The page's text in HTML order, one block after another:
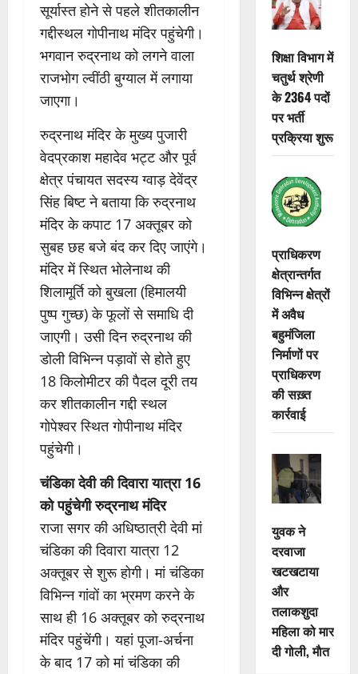
सूर्यास्त होने से पहले शीतकालीन
गद्दीस्थल गोपीनाथ मंदिर पहुंचेगी।
भगवान रुद्रनाथ को लगने वाला
राजभोग ल्वींठी बुग्याल में लगाया
जाएगा।
रुद्रनाथ मंदिर के मुख्य पुजारी
वेदप्रकाश महादेव भट्ट और पूर्व
क्षेत्र पंचायत सदस्य ग्वाड़ देवेंद्र
सिंह बिष्ट ने बताया कि रुद्रनाथ
मंदिर के कपाट 17 अक्तूबर को
सुबह छह बजे बंद कर दिए जाएंगे।
मंदिर में स्थित भोलेनाथ की
शिलामूर्ति को बुखला (हिमालयी
पुष्प गुच्छ) के फूलों से समाधि दी
जाएगी। उसी दिन रुद्रनाथ की
डोली विभिन्न पड़ावों से होते हुए
18 किलोमीटर की पैदल दूरी तय
कर शीतकालीन गद्दी स्थल
गोपेश्वर स्थित गोपीनाथ मंदिर
पहुंचेगी।
चंडिका देवी की दिवारा यात्रा 16
को पहुंचेगी रुद्रनाथ मंदिर
राजा सगर की अधिष्ठात्री देवी मां
चंडिका की दिवारा यात्रा 12
अक्तूबर से शुरू होगी। मां चंडिका
विभिन्न गांवों का भ्रमण करने के
साथ ही 16 अक्तूबर को रुद्रनाथ
मंदिर पहुंचेंगी। यहां पूजा-अर्चना
के बाद 17 को मां चंडिका की
शिक्षा विभाग में
चतुर्थ श्रेणी
के 2364 पदों
पर भर्ती
प्रक्रिया शुरू
प्राधिकरण
क्षेत्रान्तर्गत
विभिन्न क्षेत्रों
में अवैध
बहुमंजिला
निर्माणों पर
प्राधिकरण
की सख़्त
कार्रवाई
युवक ने
दरवाजा
खटखटाया
और
तलाकशुदा
महिला को मार
दी गोली, माैत